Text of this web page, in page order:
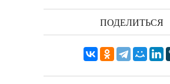
ПОДЕЛИТЬСЯ